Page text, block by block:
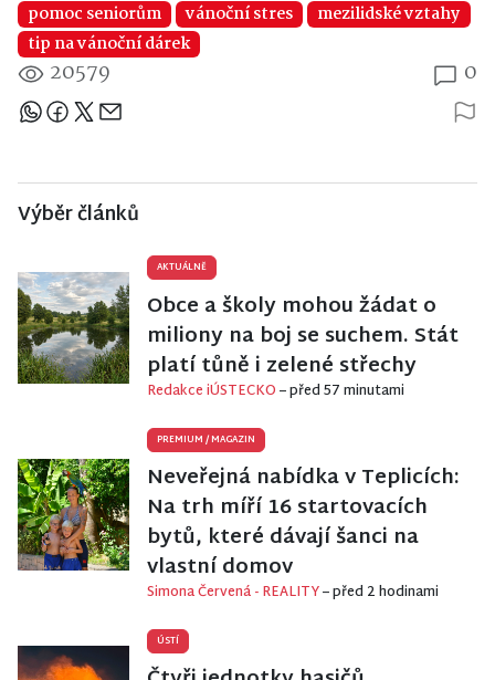
pomoc seniorům
vánoční stres
mezilidské vztahy
tip na vánoční dárek
20579 0
Sdílejte článek
Výběr článků
AKTUÁLNĚ
Obce a školy mohou žádat o
miliony na boj se suchem. Stát
platí tůně i zelené střechy
Redakce iÚSTECKO– před 57 minutami
PREMIUM /MAGAZIN
Neveřejná nabídka v Teplicích:
Na trh míří 16 startovacích
bytů, které dávají šanci na
vlastní domov
Simona Červená - REALITY– před 2 hodinami
ÚSTÍ